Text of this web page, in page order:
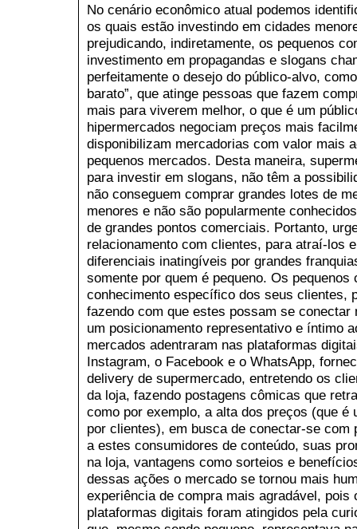
No cenário econômico atual podemos
os quais estão investindo em cidades
prejudicando, indiretamente, os pequenos
investimento em propagandas e slogans
perfeitamente o desejo do público-alvo,
barato”, que atinge pessoas que fazem
mais para viverem melhor, o que é um
hipermercados negociam preços mais
disponibilizam mercadorias com valor mais
pequenos mercados. Desta maneira,
para investir em slogans, não têm a
não conseguem comprar grandes lotes de
menores e não são popularmente
de grandes pontos comerciais. Portanto,
relacionamento com clientes, para atraí-los
diferenciais inatingíveis por grandes
somente por quem é pequeno. Os
conhecimento específico dos seus clientes,
fazendo com que estes possam se
um posicionamento representativo e íntimo
mercados adentraram nas plataformas
Instagram, o Facebook e o WhatsApp,
delivery de supermercado, entretendo os
da loja, fazendo postagens cômicas que
como por exemplo, a alta dos preços (que é
por clientes), em busca de conectar-se
a estes consumidores de conteúdo, suas
na loja, vantagens como sorteios e
dessas ações o mercado se tornou mais
experiência de compra mais agradável,
plataformas digitais foram atingidos pela